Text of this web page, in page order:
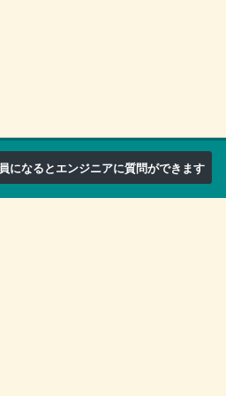
になるとエンジニアに質問ができます